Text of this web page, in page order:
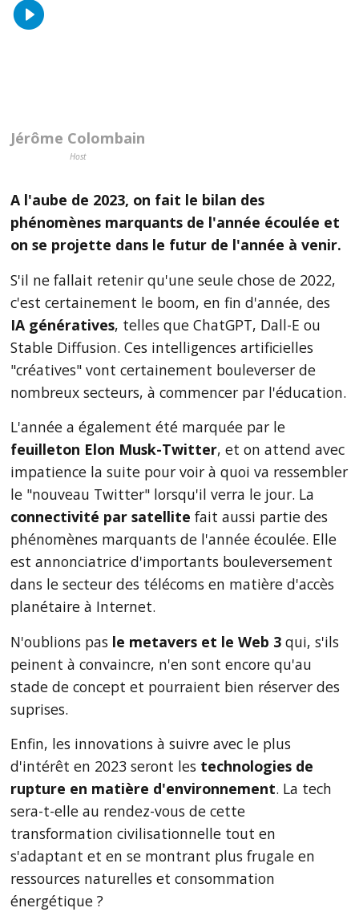
Jérôme Colombain
Host
A l'aube de 2023, on fait le bilan des
phénomènes marquants de l'année écoulée et
on se projette dans le futur de l'année à venir.
S'il ne fallait retenir qu'une seule chose de 2022,
c'est certainement le boom, en fin d'année, des
IA génératives, telles que ChatGPT, Dall-E ou
Stable Diffusion. Ces intelligences artificielles
"créatives" vont certainement bouleverser de
nombreux secteurs, à commencer par l'éducation.
L'année a également été marquée par le
feuilleton Elon Musk-Twitter, et on attend avec
impatience la suite pour voir à quoi va ressembler
le "nouveau Twitter" lorsqu'il verra le jour. La
connectivité par satellite fait aussi partie des
phénomènes marquants de l'année écoulée. Elle
est annonciatrice d'importants bouleversement
dans le secteur des télécoms en matière d'accès
planétaire à Internet.
N'oublions pas le metavers et le Web 3 qui, s'ils
peinent à convaincre, n'en sont encore qu'au
stade de concept et pourraient bien réserver des
suprises.
Enfin, les innovations à suivre avec le plus
d'intérêt en 2023 seront les technologies de
rupture en matière d'environnement. La tech
sera-t-elle au rendez-vous de cette
transformation civilisationnelle tout en
s'adaptant et en se montrant plus frugale en
ressources naturelles et consommation
énergétique ?